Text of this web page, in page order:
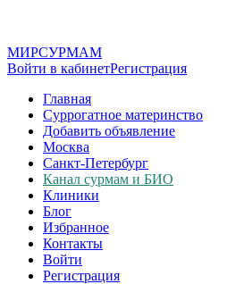
МИРСУРМАМ
Войти в кабинетРегистрация
Главная
Суррогатное материнство
Добавить объявление
Москва
Санкт-Петербург
Канал сурмам и БИО
Клиники
Блог
Избранное
Контакты
Войти
Регистрация